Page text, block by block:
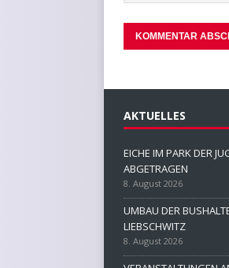
AKTUELLES
EICHE IM PARK DER
ABGETRAGEN
8. August 2026
UMBAU DER
LIEBSCHWITZ
8. August 2026